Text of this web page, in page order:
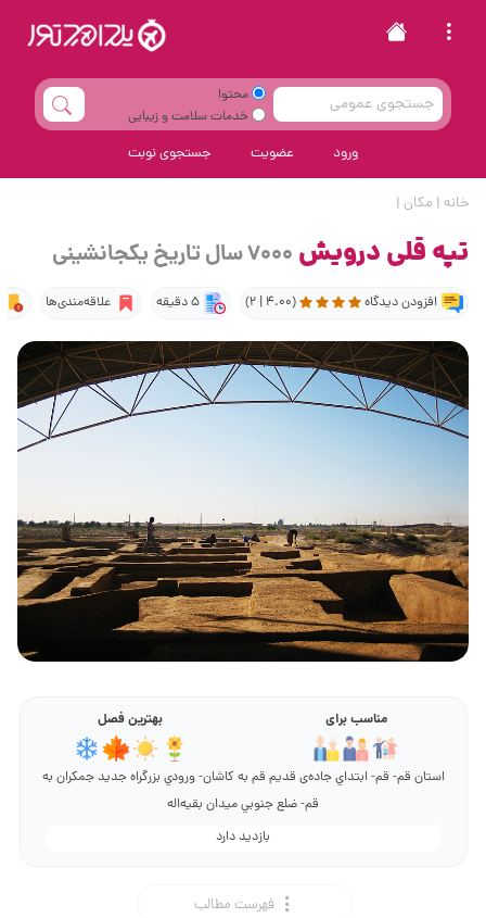
محتوا
خدمات سلامت و زیبایی
ورود عضویت جستجوی نوبت
خانه | مکان |
تپه قلی درویش 7000 سال تاریخ یکجانشینی
افزودن دیدگاه (4.00 | 2) 5 دقیقه علاقه‌مندی‌ها
مناسب برای بهترین فصل
استان قم- قم- ابتداي جاده‌ی قديم قم به كاشان- ورودي بزرگراه جديد جمكران به
قم- ضلع جنوبي ميدان بقيه‌اله
بازدید دارد
فهرست مطالب